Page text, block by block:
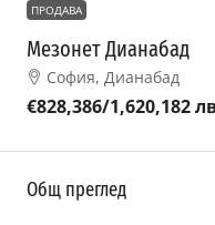
ПРОДАВА
Мезонет Дианабад
София, Дианабад
€828,386/1,620,182
Общ преглед